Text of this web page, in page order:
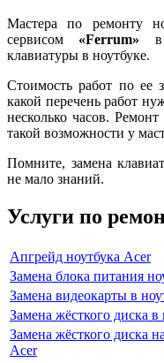
Мастера по ремонту
сервисом «Ferrum»
клавиатуры в ноутбуке.
Стоимость работ по ее
какой перечень работ
несколько часов.
такой возможности у
Помните, замена
не мало знаний.
Услуги по
Апгрейд ноутбука Acer
Замена блока питания
Замена видеокарты в
Замена жёсткого диска в
Замена жёсткого диска
Acer